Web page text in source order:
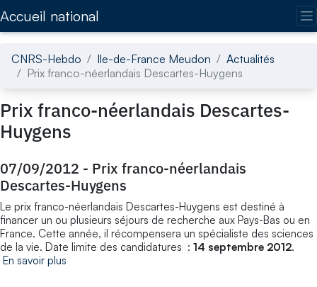
Accueil national
CNRS-Hebdo Ile-de-France Meudon
Actualités
Prix franco-néerlandais Descartes-Huygens
Prix franco-néerlandais Descartes-
Huygens
07/09/2012 - Prix franco-néerlandais
Descartes-Huygens
Le prix franco-néerlandais Descartes-Huygens est destiné à
financer un ou plusieurs séjours de recherche aux Pays-Bas ou en
France. Cette année, il récompensera un spécialiste des sciences
de la vie. Date limite des candidatures : 14 septembre 2012.
En savoir plus